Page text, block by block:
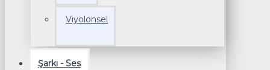
Viyolonsel
Şarkı - Ses